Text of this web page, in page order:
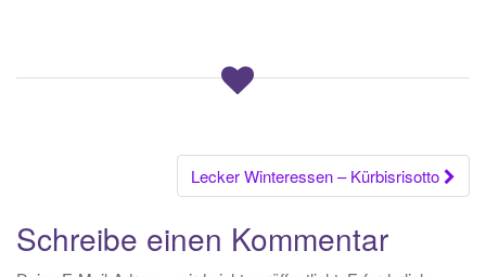
Beitrags-
Navigation
Lecker Winteressen – Kürbisrisotto
Schreibe einen Kommentar